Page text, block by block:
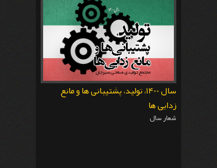
سال 1400، تولید، پشتیبانی ها و مانع
زدایی ها
شعار سال